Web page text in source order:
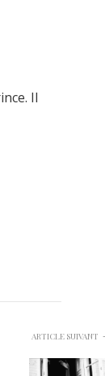
Il
ARTICLE SUIVANT